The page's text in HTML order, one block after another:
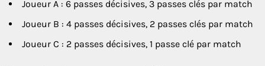
Joueur A : 6 passes décisives, 3 passes clés par match
Joueur B : 4 passes décisives, 2 passes clés par match
Joueur C : 2 passes décisives, 1 passe clé par match